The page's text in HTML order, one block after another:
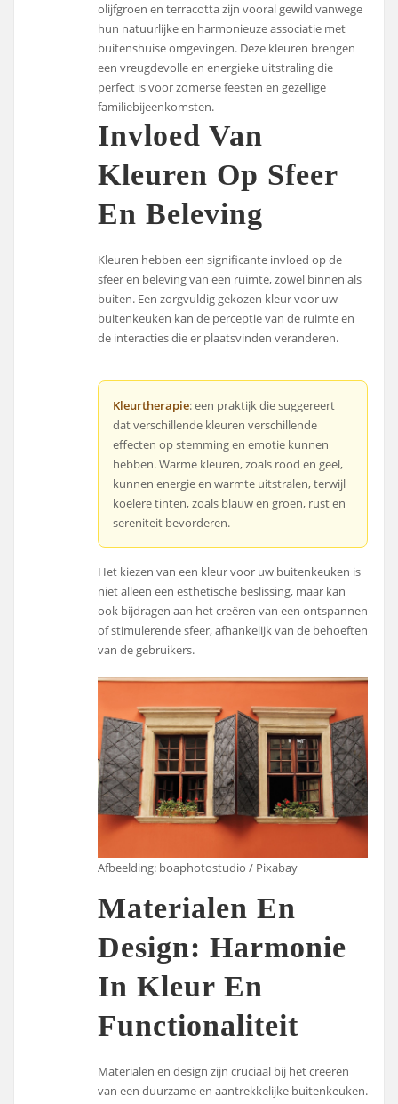
olijfgroen en terracotta zijn vooral gewild vanwege
hun natuurlijke en harmonieuze associatie met
buitenshuise omgevingen. Deze kleuren brengen
een vreugdevolle en energieke uitstraling die
perfect is voor zomerse feesten en gezellige
familiebijeenkomsten.
Invloed Van
Kleuren Op Sfeer
En Beleving
Kleuren hebben een significante invloed op de
sfeer en beleving van een ruimte, zowel binnen als
buiten. Een zorgvuldig gekozen kleur voor uw
buitenkeuken kan de perceptie van de ruimte en
de interacties die er plaatsvinden veranderen.
Kleurtherapie: een praktijk die suggereert
dat verschillende kleuren verschillende
effecten op stemming en emotie kunnen
hebben. Warme kleuren, zoals rood en geel,
kunnen energie en warmte uitstralen, terwijl
koelere tinten, zoals blauw en groen, rust en
sereniteit bevorderen.
Het kiezen van een kleur voor uw buitenkeuken is
niet alleen een esthetische beslissing, maar kan
ook bijdragen aan het creëren van een ontspannen
of stimulerende sfeer, afhankelijk van de behoeften
van de gebruikers.
Afbeelding: boaphotostudio / Pixabay
Materialen En
Design: Harmonie
In Kleur En
Functionaliteit
Materialen en design zijn cruciaal bij het creëren
van een duurzame en aantrekkelijke buitenkeuken.